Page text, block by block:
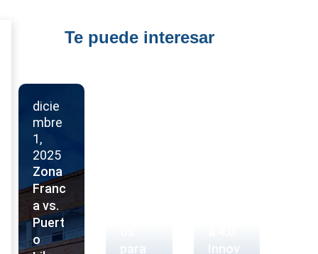
Te puede interesar
dicie
mbre
1,
2025
Zona
Franc
a vs.
Puert
o
para
Innov